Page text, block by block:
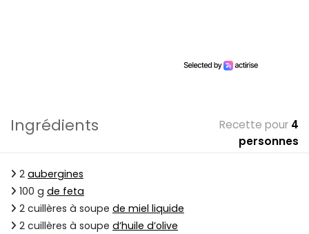
Ingrédients Recette pour 4
personnes
2 aubergines
100 g de feta
2 cuillères à soupe de miel liquide
2 cuillères à soupe d’huile d’olive